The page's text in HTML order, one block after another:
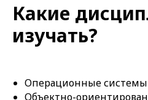
Какие
изучать?
Операционные системы
Объектно-